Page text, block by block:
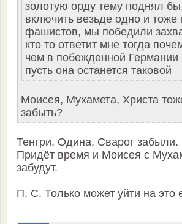
золотую орду тему поднял
включить везьде одно и
фашистов, мы победили
кто то ответит мне тогда
чем в побежденной Германии
пусть она останется таковой
Моисея, Мухамета, Христа
забыть?
Тенгри, Одина, Сварог забыли.
Придёт время и Моисея с
забудут.
П. С. Только может уйти на это